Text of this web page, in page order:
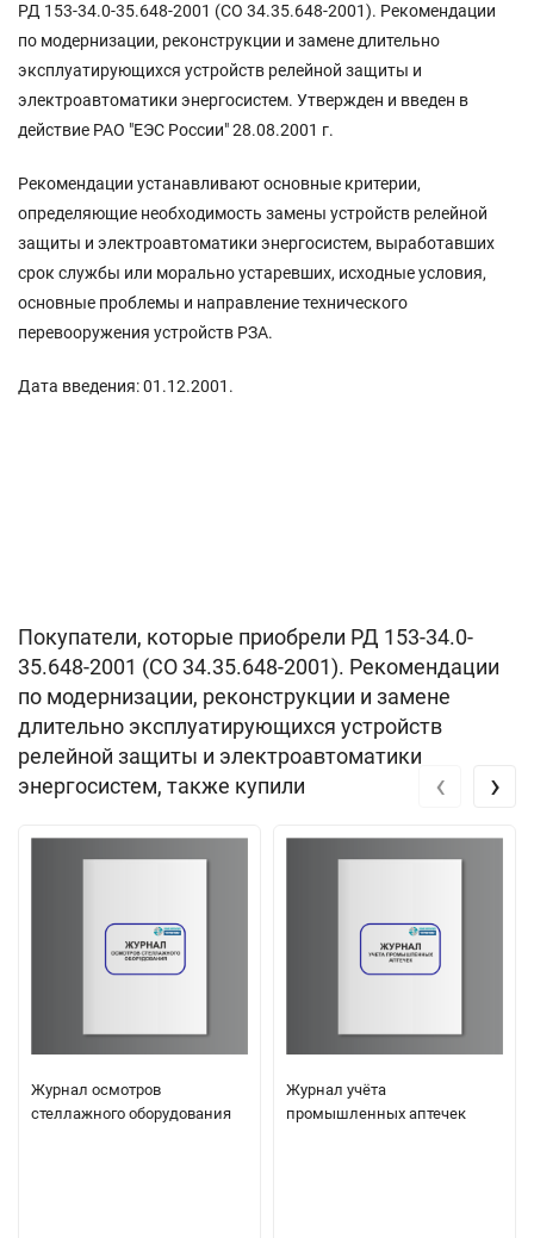
РД 153-34.0-35.648-2001 (СО 34.35.648-2001). Рекомендации
по модернизации, реконструкции и замене длительно
эксплуатирующихся устройств релейной защиты и
электроавтоматики энергосистем. Утвержден и введен в
действие РАО "ЕЭС России" 28.08.2001 г.
Рекомендации устанавливают основные критерии,
определяющие необходимость замены устройств релейной
защиты и электроавтоматики энергосистем, выработавших
срок службы или морально устаревших, исходные условия,
основные проблемы и направление технического
перевооружения устройств РЗА.
Дата введения: 01.12.2001.
Покупатели, которые приобрели РД 153-34.0-
35.648-2001 (СО 34.35.648-2001). Рекомендации
по модернизации, реконструкции и замене
длительно эксплуатирующихся устройств
релейной защиты и электроавтоматики
энергосистем, также купили
Журнал осмотров
стеллажного оборудования
Журнал учёта
промышленных аптечек
‹ ›